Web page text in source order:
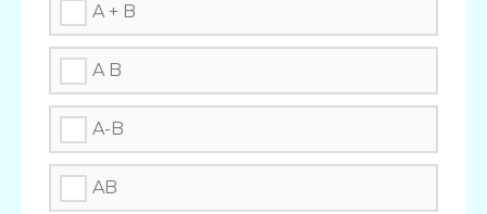
A + B
A B
A-B
AB